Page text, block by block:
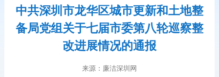
中共深圳市龙华区城市更新和土地整
备局党组关于七届市委第八轮巡察整
改进展情况的通报
来源：廉洁深圳网